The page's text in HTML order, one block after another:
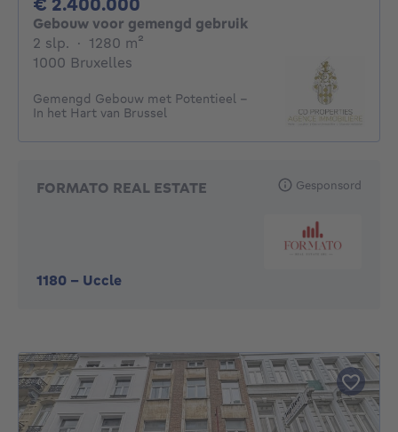
Gebouw voor gemengd gebruik
2 slp. 2 slaapkamers
· 1280 m²
1000 Bruxelles
Gemengd Gebouw met Potentieel –
In het Hart van Brussel
FORMATO REAL ESTATE
1180 - Uccle
Gesponsord